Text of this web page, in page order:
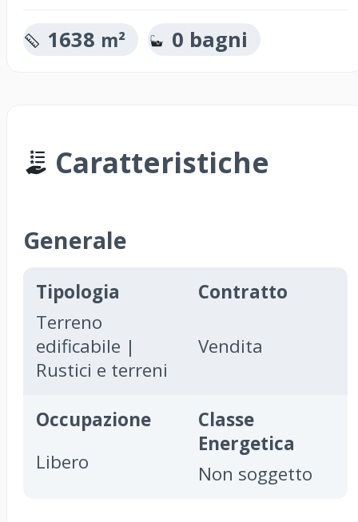
1638 m² 0 bagni
Caratteristiche
Generale
Tipologia
Terreno
edificabile |
Rustici e terreni
Contratto
Vendita
Occupazione
Libero
Classe
Energetica
Non soggetto